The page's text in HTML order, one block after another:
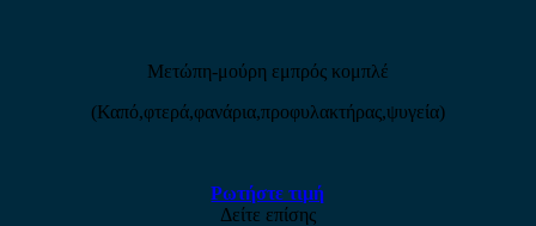
Μετώπη-μούρη εμπρός κομπλέ
(Καπό,φτερά,φανάρια,προφυλακτήρας,ψυγεία)
Ρωτήστε τιμή
Δείτε επίσης